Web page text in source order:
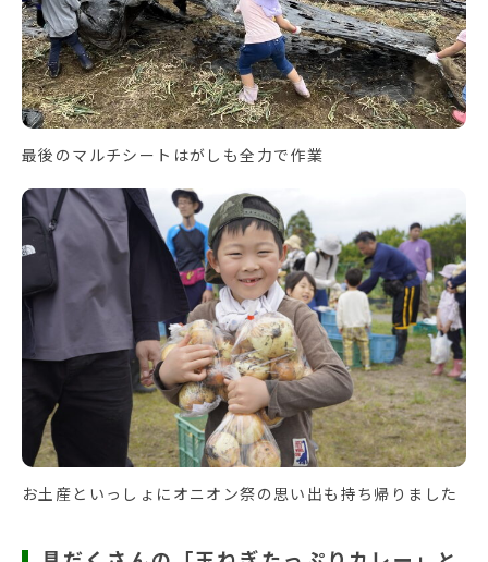
最後のマルチシートはがしも全力で作業
お土産といっしょにオニオン祭の思い出も持ち帰りました